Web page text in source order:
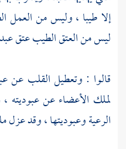
إلا طيبا ، وليس من العمل
ليس من العتق الطيب عتق
قالوا : وتعطيل القلب عن
لملك الأعضاء عن عبوديته
الرعية وعبوديتها ، وقد